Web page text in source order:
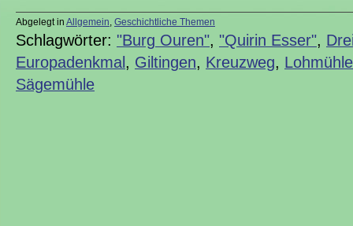
Abgelegt in Allgemein, Geschichtliche Themen
Schlagwörter: "Burg Ouren", "Quirin Esser",
Europadenkmal , Giltingen, Kreuzweg, Lohmühle
Sägemühle